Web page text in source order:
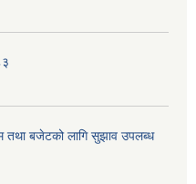
तथा बजेटको लागि सुझाव उपलब्ध